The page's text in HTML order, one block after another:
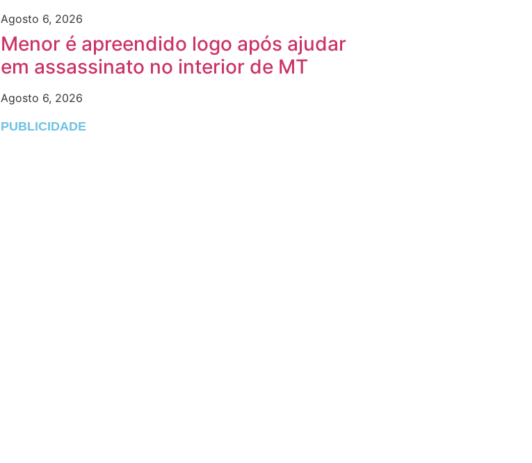
Agosto 6, 2026
Menor é apreendido logo após ajudar
em assassinato no interior de MT
Agosto 6, 2026
PUBLICIDADE